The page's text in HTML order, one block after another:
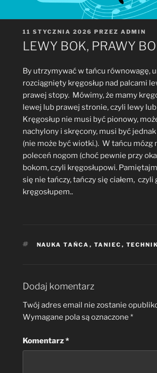
OPUBLIKOWANE
W
11 STYCZNIA 2026 PRZEZ ADMIN
LEWY BOK, PRAWY
By utrzymywać w tańcu równowagę,
rozciągnięty kręgosłup nad palcami
prawej stopy. Mówimy, że mamy
lewej lub prawej stronie, czyli lewy
Kręgosłup nie musi być pionowy,
nachylony i skręcony, musi być
(nie może być wiotki.). W tańcu mózg
poleceń nogom (choć pewnie przy
bokom, czyli kręgosłupowi.
się nie tańczy, tańczy się ciałem, czyli
kręgosłupem..
TAGI
NAUKA TAŃCA , TANIEC ,
Dodaj komentarz
Twój adres email nie zostanie
Wymagane pola są oznaczone *
Komentarz*